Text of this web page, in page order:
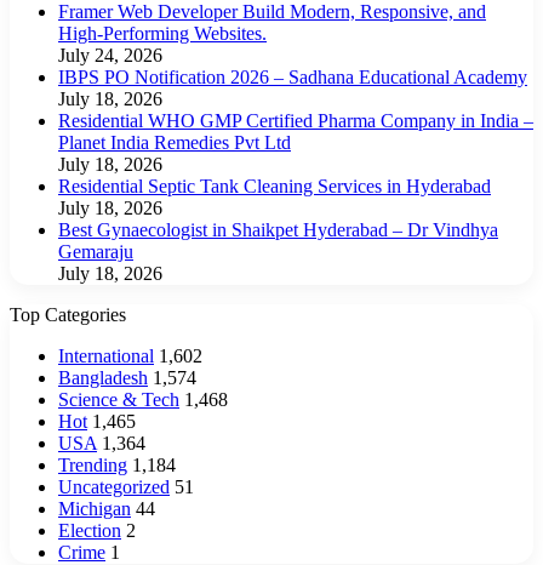
Framer Web Developer Build Modern, Responsive, and
High-Performing Websites.
July 24, 2026
IBPS PO Notification 2026 – Sadhana Educational Academy
July 18, 2026
Residential WHO GMP Certified Pharma Company in India –
Planet India Remedies Pvt Ltd
July 18, 2026
Residential Septic Tank Cleaning Services in Hyderabad
July 18, 2026
Best Gynaecologist in Shaikpet Hyderabad – Dr Vindhya
Gemaraju
July 18, 2026
Top Categories
International 1,602
Bangladesh 1,574
Science & Tech 1,468
Hot 1,465
USA 1,364
Trending 1,184
Uncategorized 51
Michigan 44
Election 2
Crime 1